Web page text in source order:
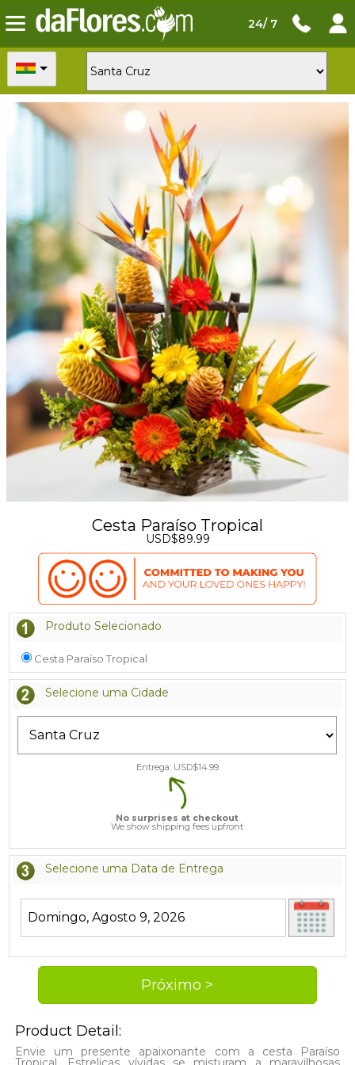
24/ 7
Cesta Paraíso Tropical
USD$89.99
Produto Selecionado
Cesta Paraíso Tropical
Selecione uma Cidade
Entrega: USD$14.99
No surprises at checkout
We show shipping fees upfront
Selecione uma Data de Entrega
Product Detail:
Envie um presente apaixonante com a cesta Paraíso